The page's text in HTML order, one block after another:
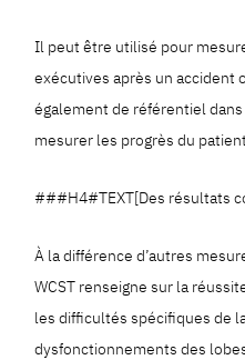
Il peut être utilisé pour
exécutives après un accident
également de référentiel
mesurer les progrès du patient.
###H4#TEXT[Des résultats
À la différence d’autres
WCST renseigne sur la
les difficultés spécifiques de
dysfonctionnements des